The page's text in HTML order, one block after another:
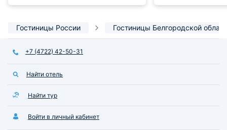
полностью удовлетворил. Особое
отношение сотрудников к нашим
нам искренне помочь. Отель буду
рекомендовать, гостиница мне
понравилась, хороший уютный
вариант для проживания.
всей территории
находится
Гостиницы России Гостиницы Белгородской
+7 (4722) 42-50-31
Найти отель
Найти тур
Войти в личный кабинет